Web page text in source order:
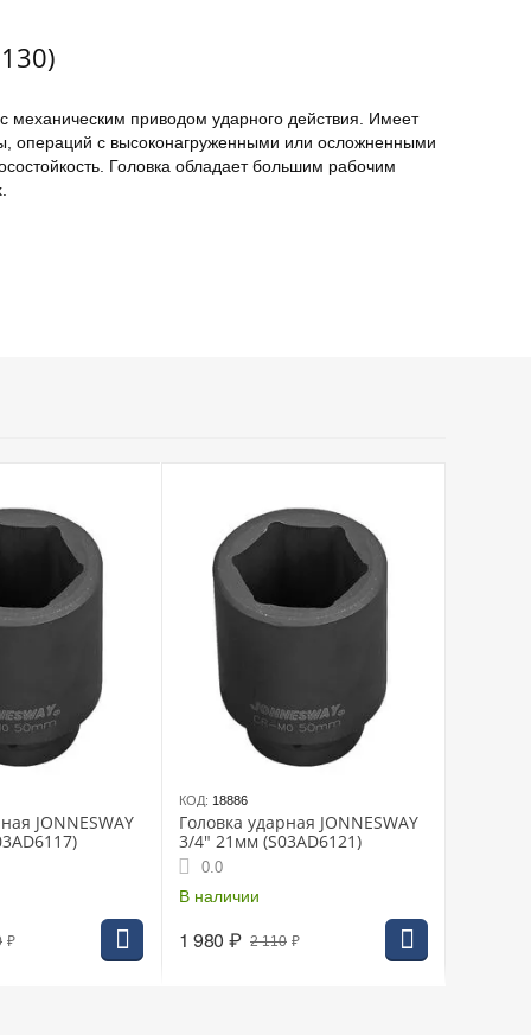
механическим приводом ударного действия. Имеет
операций с высоконагруженными или осложненными
Головка обладает большим рабочим
JONNESWAY
₽
КОД: 18886
Головка ударная JONNESWAY
3/4" 21мм (S03AD6121)
0.0
В наличии
2 110 ₽
1 980 ₽